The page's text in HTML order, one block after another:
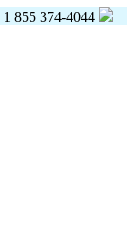
1 855 374-4044